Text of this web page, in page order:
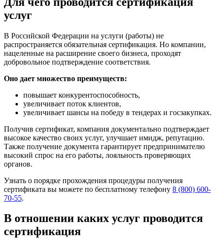
услуг
В Российской Федерации на услуги (работы) не
распространяется обязательная сертификация. Но компании,
нацеленные на расширение своего бизнеса, проходят
добровольное подтверждение соответствия.
Оно дает множество преимуществ:
повышает конкурентоспособность,
увеличивает поток клиентов,
увеличивает шансы на победу в тендерах и госзакупках.
Получив сертификат, компания документально подтверждает
высокое качество своих услуг, улучшает имидж, репутацию.
Также получение документа гарантирует предпринимателю
высокий спрос на его работы, лояльность проверяющих
органов.
Узнать о порядке прохождения процедуры получения
сертификата вы можете по бесплатному телефону 8 (800) 600-
70-55.
В отношении каких услуг проводится
сертификация